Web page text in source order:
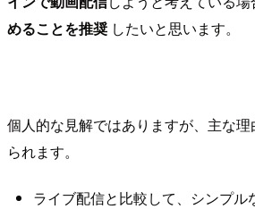
めることを推奨 したいと思います。
個人的な見解ではありますが、主な理
られます。
ライブ配信と比較して、シンプル